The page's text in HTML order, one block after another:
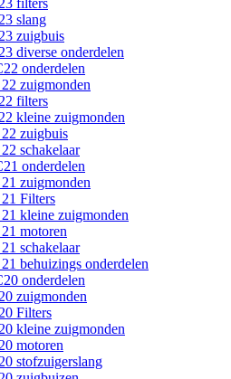
filters
slang
zuigbuis
diverse onderdelen
onderdelen
zuigmonden
filters
kleine zuigmonden
zuigbuis
schakelaar
onderdelen
zuigmonden
Filters
kleine zuigmonden
motoren
schakelaar
behuizings onderdelen
onderdelen
zuigmonden
Filters
kleine zuigmonden
motoren
stofzuigerslang